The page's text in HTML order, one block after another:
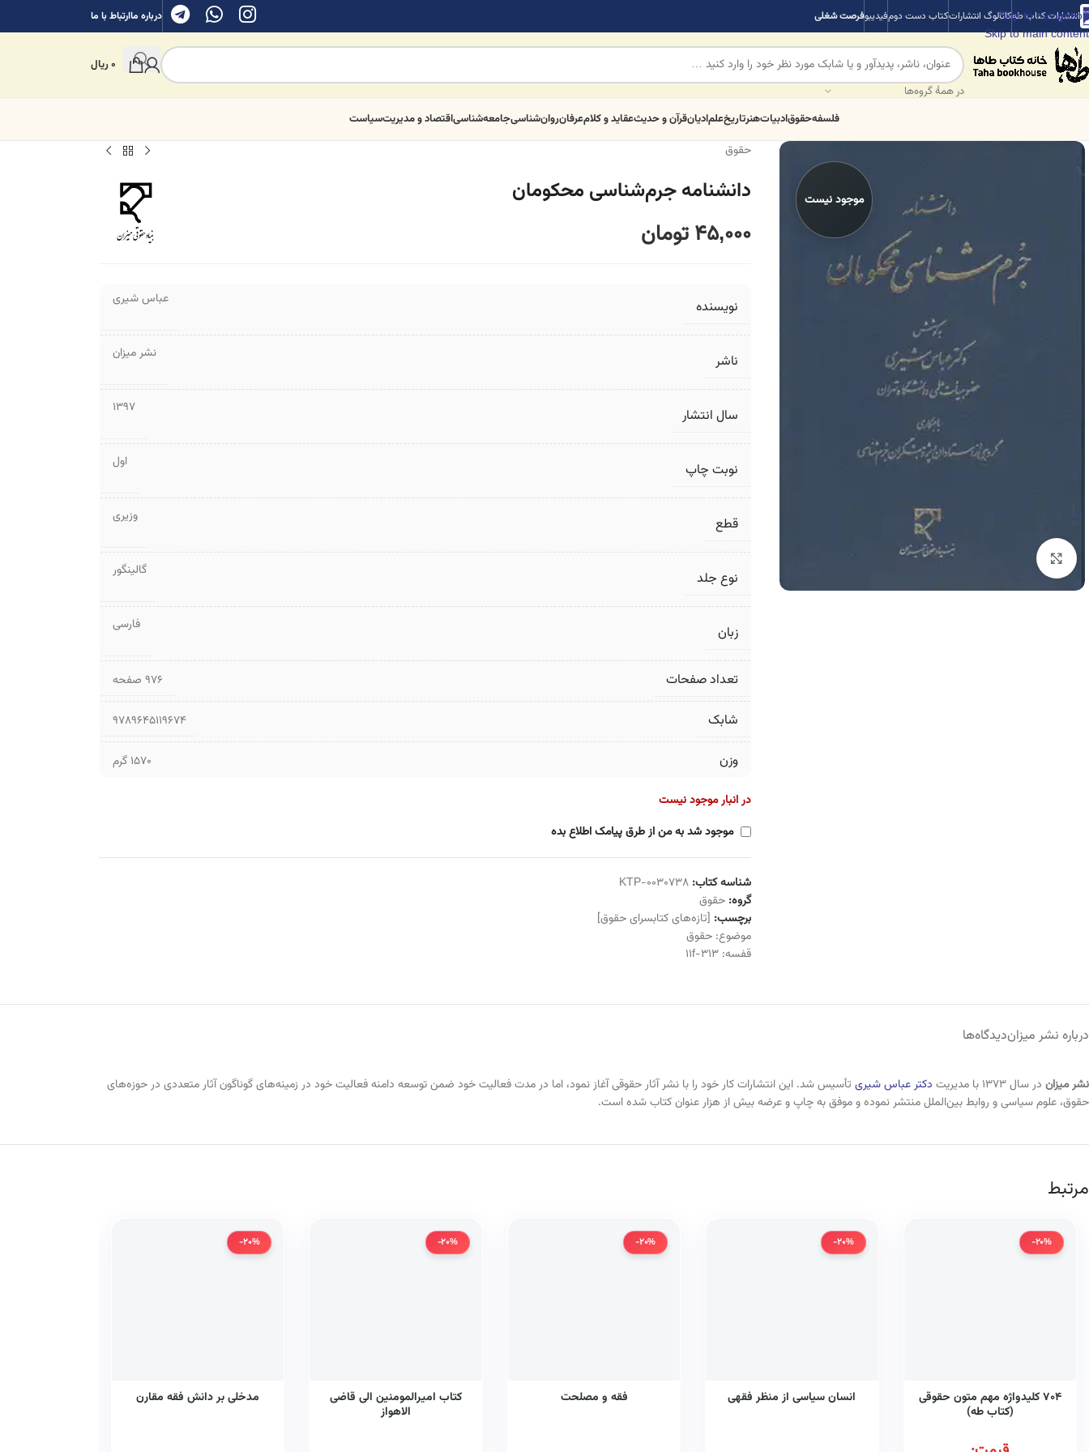
Skip to navigation
Skip to main content
انتشارات کتاب طهکاتالوگ انتشاراتکتاب دست دومفیدیبوفرصت شغلی درباره ماارتباط با ما
در همهٔ گروه‌ها
0ریال
فلسفهحقوقادبیاتهنرتاریخعلمادیانقرآن و حدیثعقاید و کلامعرفانروان‌شناسیجامعه‌شناسیاقتصاد و مدیریتسیاست
موجود نیست
برای بزرگنمایی کلیک کنید
حقوق
دانشنامه جرم‌شناسی محکومان
45,000 تومان
نویسنده عباس شیری
ناشر نشر میزان
سال انتشار 1397
نوبت چاپ اول
قطع وزیری
نوع جلد گالینگور
زبان فارسی
تعداد صفحات ۹۷۶ صفحه
شابک 9789645119674
وزن 1570 گرم
در انبار موجود نیست
موجود شد به من از طرق پیامک اطلاع بده
شناسه کتاب:KTP-0030738
گروه: حقوق
برچسب: [تازه‌های کتابسرای حقوق]
موضوع:حقوق
قفسه:313-11f
درباره نشر میزاندیدگاه‌ها
نشر میزان در سال ۱۳۷۳ با مدیریت دکتر عباس شیری تأسیس شد. این انتشارات کار خود را با نشر آثار حقوقی آغاز نمود، اما در مدت فعالیت خود ضمن توسعه دامنه فعالیت خود در زمینه‌های گوناگون آثار متعددی در حوزه‌های
حقوق، علوم سیاسی و روابط بین‌الملل منتشر نموده و موفق به چاپ و عرضه بیش از هزار عنوان کتاب شده است.
مرتبط
-20%
۷۰۴ کلیدواژه مهم متون حقوقی
(کتاب طه)
-20%
انسان سیاسی از منظر فقهی
-20%
فقه و مصلحت
-20%
کتاب امیرالمومنین الی قاضی
الاهواز
-20%
مدخلی بر دانش فقه مقارن